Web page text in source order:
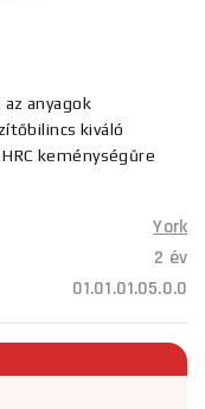
anyagok
kiváló
keménységűre
York
2 év
01.01.01.05.0.0